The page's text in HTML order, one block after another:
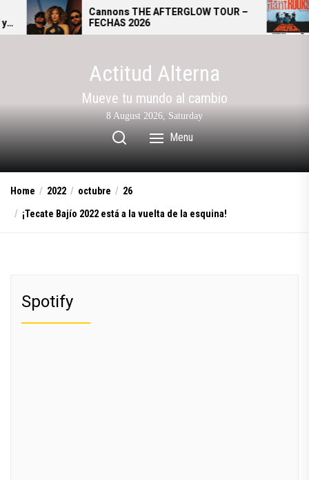
to
Cannons THE AFTERGLOW TOUR –
FECHAS 2026
Giant
se
Actitud Alterna
Mueve tu mundo al cambio
8 August 2026, Saturday
Menu
Home 2022 octubre
26
¡Tecate Bajío 2022 está a la vuelta de la esquina!
Spotify